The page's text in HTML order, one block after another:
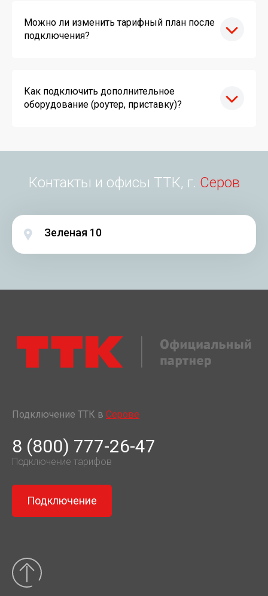
Можно ли изменить тарифный план после
подключения?
Как подключить дополнительное
оборудование (роутер, приставку)?
Контакты и офисы ТТК, г. Серов
Зеленая 10
Подключение ТТК в Серове
8 (800) 777-26-47
Подключение тарифов
Подключение